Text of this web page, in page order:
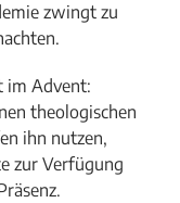
zwingt zu
im Advent:
theologischen
ihn nutzen,
zur Verfügung